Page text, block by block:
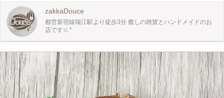
zakkaDouce
都営新宿線瑞江駅より徒歩3分 癒しの雑貨とハンドメイドのお
店です✩.*